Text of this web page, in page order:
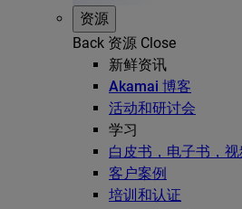
资源
Back 资源 Close
新鲜资讯
Akamai 博客
活动和研讨会
学习
白皮书，电子书，
客户案例
培训和认证